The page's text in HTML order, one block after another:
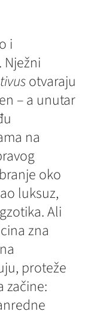
i
Nježni
otvaraju
– a unutar
na
oko
luksuz,
Ali
zna
proteže
začine: